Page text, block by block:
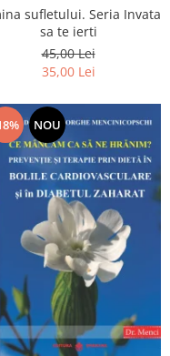
sufletului. Seria Invata
sa te ierti
45,00 Lei
35,00 Lei
NOU